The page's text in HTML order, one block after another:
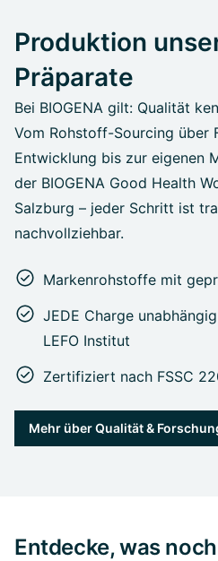
Produktion
Präparate
Bei BIOGENA gilt: Qualität
Vom Rohstoff-Sourcing über
Entwicklung bis zur eigenen
der BIOGENA Good Health
Salzburg – jeder Schritt ist
nachvollziehbar.
Markenrohstoffe mit
JEDE Charge
LEFO Institut
Zertifiziert nach FSSC
Mehr über Qualität &
Entdecke, was